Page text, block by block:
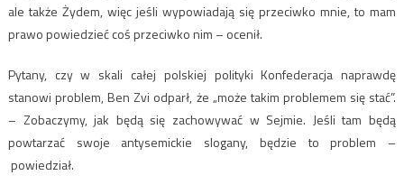
ale także Żydem, więc jeśli wypowiadają się przeciwko mnie, to mam
prawo powiedzieć coś przeciwko nim – ocenił.
Pytany, czy w skali całej polskiej polityki Konfederacja naprawdę
stanowi problem, Ben Zvi odparł, że „może takim problemem się stać”.
– Zobaczymy, jak będą się zachowywać w Sejmie. Jeśli tam będą
powtarzać swoje antysemickie slogany, będzie to problem –
powiedział.